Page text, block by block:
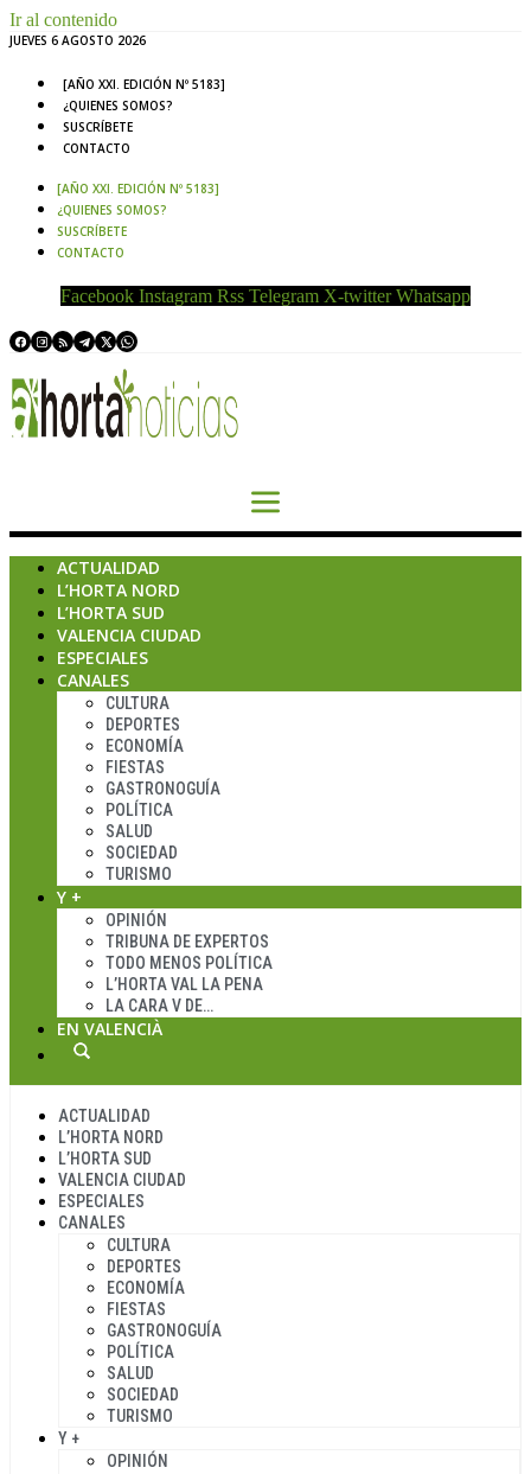
Ir al contenido
JUEVES 6 AGOSTO 2026
[AÑO XXI. EDICIÓN Nº 5183]
¿QUIENES SOMOS?
SUSCRÍBETE
CONTACTO
[AÑO XXI. EDICIÓN Nº 5183]
¿QUIENES SOMOS?
SUSCRÍBETE
CONTACTO
Facebook Instagram Rss Telegram X-twitter Whatsapp
ACTUALIDAD
L’HORTA NORD
L’HORTA SUD
VALENCIA CIUDAD
ESPECIALES
CANALES
CULTURA
DEPORTES
ECONOMÍA
FIESTAS
GASTRONOGUÍA
POLÍTICA
SALUD
SOCIEDAD
TURISMO
Y +
OPINIÓN
TRIBUNA DE EXPERTOS
TODO MENOS POLÍTICA
L’HORTA VAL LA PENA
LA CARA V DE…
EN VALENCIÀ
ACTUALIDAD
L’HORTA NORD
L’HORTA SUD
VALENCIA CIUDAD
ESPECIALES
CANALES
CULTURA
DEPORTES
ECONOMÍA
FIESTAS
GASTRONOGUÍA
POLÍTICA
SALUD
SOCIEDAD
TURISMO
Y +
OPINIÓN